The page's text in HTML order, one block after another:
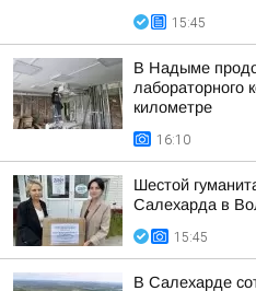
15:45
В Надыме
лабораторного
километре
16:10
Шестой
Салехарда в
15:45
В Салехарде